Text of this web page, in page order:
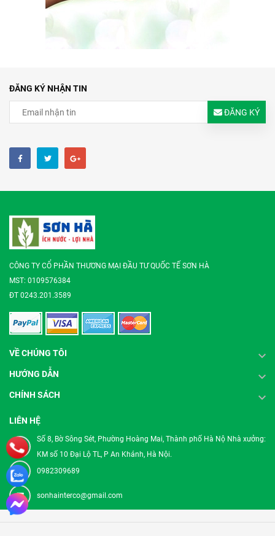
ĐĂNG KÝ NHẬN TIN
ĐĂNG KÝ
CÔNG TY CỔ PHẦN THƯƠNG MẠI ĐẦU TƯ QUỐC TẾ SƠN HÀ
MST: 0109576384
ĐT 0243.201.3589
VỀ CHÚNG TÔI
HƯỚNG DẪN
CHÍNH SÁCH
LIÊN HỆ
Số 8, Bờ Sông Sét, Phường Hoàng Mai, Thành phố Hà Nộ Nhà xưởng:
KM số 10 Đại Lộ TL, P An Khánh, Hà Nội.
0982309689
sonhainterco@gmail.com